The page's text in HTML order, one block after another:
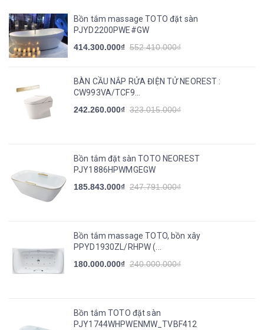
Bồn tắm massage TOTO đặt sàn
PJYD2200PWE#GW
414.300.000₫ 552.410.000₫
BÀN CẦU NẮP RỬA ĐIỆN TỬ NEOREST :
CW993VA/TCF9...
242.260.000₫ 323.015.000₫
Bồn tắm đặt sàn TOTO NEOREST
PJY1886HPWMGEGW
185.843.000₫ 247.791.000₫
Bồn tắm massage TOTO, bồn xây
PPYD1930ZL/RHPW (...
180.000.000₫ 240.000.000₫
Bồn tắm TOTO đặt sàn
PJY1744WHPWENMW_TVBF412